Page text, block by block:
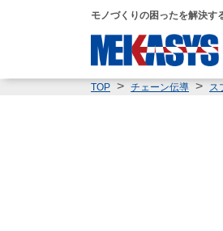
モノづくりの困ったを解決す
TOP チェーン伝導 ス